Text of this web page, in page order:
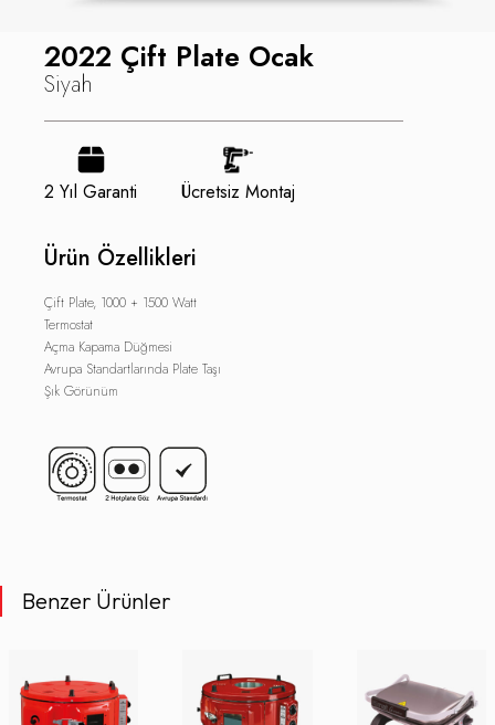
2022 Çift Plate Ocak
Siyah
2 Yıl Garanti Ücretsiz Montaj
Ürün Özellikleri
Çift Plate, 1000 + 1500 Watt
Termostat
Açma Kapama Düğmesi
Avrupa Standartlarında Plate Taşı
Şık Görünüm
Benzer Ürünler